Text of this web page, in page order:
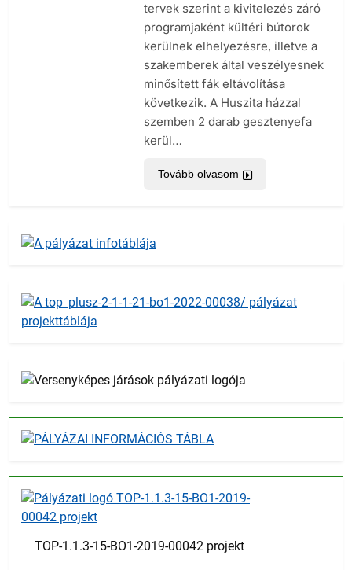
tervek szerint a kivitelezés záró
programjaként kültéri bútorok
kerülnek elhelyezésre, illetve a
szakemberek által veszélyesnek
minősített fák eltávolítása
következik. A Huszita házzal
szemben 2 darab gesztenyefa
kerül…
Tovább olvasom
TOP-1.1.3-15-BO1-2019-00042 projekt